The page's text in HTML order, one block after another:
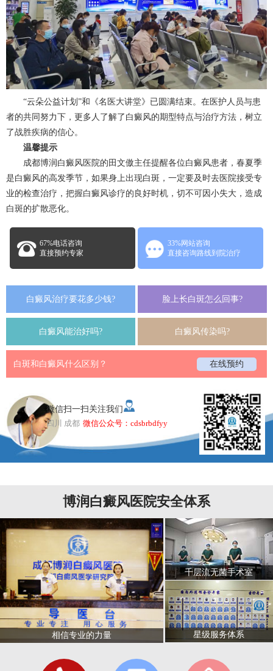
“云朵公益计划”和《名医大讲堂》已圆满结束。在医护人员与患
者的共同努力下，更多人了解了白癜风的期型特点与治疗方法，树立
了战胜疾病的信心。
温馨提示
成都博润白癜风医院的田文傲主任提醒各位白癜风患者，春夏季
是白癜风的高发季节，如果身上出现白斑，一定要及时去医院接受专
业的检查治疗，把握白癜风诊疗的良好时机，切不可因小失大，造成
白斑的扩散恶化。
67%电话咨询
直接预约专家
33%网站咨询
直接咨询路线到院治疗
白癜风治疗要花多少钱? 脸上长白斑怎么回事?
白癜风能治好吗? 白癜风传染吗?
白斑和白癜风什么区别？ 在线预约
微信扫一扫关注我们
四川 成都 微信公众号：cdsbrbdfyy
博润白癜风医院安全体系
相信专业的力量
千层流无菌手术室
星级服务体系